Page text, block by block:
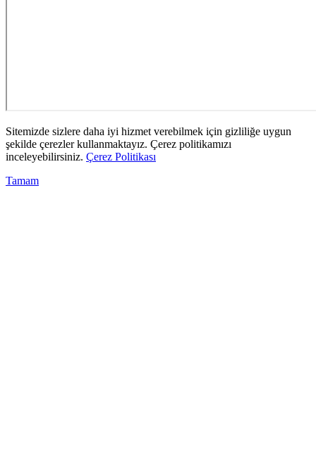
Sitemizde sizlere daha iyi hizmet verebilmek için gizliliğe uygun
şekilde çerezler kullanmaktayız. Çerez politikamızı
inceleyebilirsiniz. Çerez Politikası
Tamam